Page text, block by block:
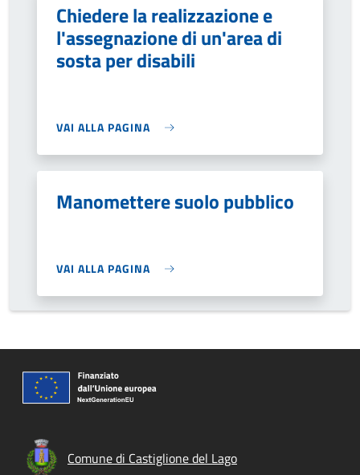
Chiedere la realizzazione e
l'assegnazione di un'area di
sosta per disabili
VAI ALLA PAGINA
Manomettere suolo pubblico
VAI ALLA PAGINA
Comune di Castiglione del Lago